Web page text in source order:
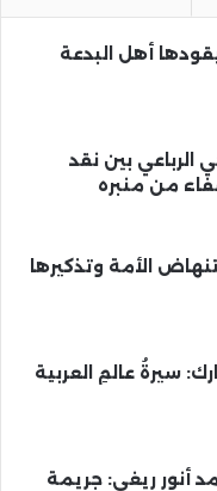
أهل البدعة
بين نقد
من منبره
الأمة وتذكيرها
سيرةُ عالمِ العربية
أنور ريغي: جريمة